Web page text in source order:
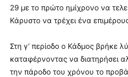
29 με το πρώτο ημίχρονο να
Κάρυστο να τρέχει ένα
Στη γ’ περίοδο ο Κάδμος βρήκε
καταφέρνοντας να διατηρήσει
την πάροδο του χρόνου το